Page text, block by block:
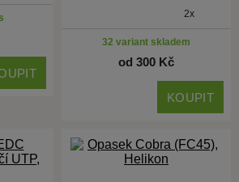
2x
32 variant skladem
od 300 Kč
KOUPIT